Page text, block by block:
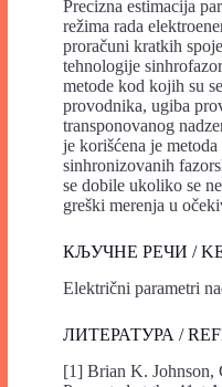
Precizna estimacija
režima rada
proračuni kratkih
tehnologije
metode kod kojih su
provodnika, ugiba
transponovanog
je korišćena je
sinhronizovanih
se dobile ukoliko se
greški merenja u
КЉУЧНЕ РЕЧИ /
Električni parametri
ЛИТЕРАТУРА /
[1] Brian K. Johnson,